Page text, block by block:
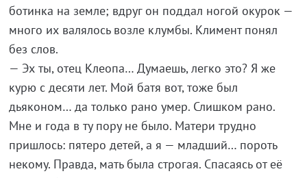
ботинка на земле; вдруг он поддал ногой окурок —
много их валялось возле клумбы. Климент понял
без слов.
— Эх ты, отец Клеопа… Думаешь, легко это? Я же
курю с десяти лет. Мой батя вот, тоже был
дьяконом… да только рано умер. Слишком рано.
Мне и года в ту пору не было. Матери трудно
пришлось: пятеро детей, а я — младший… пороть
некому. Правда, мать была строгая. Спасаясь от её